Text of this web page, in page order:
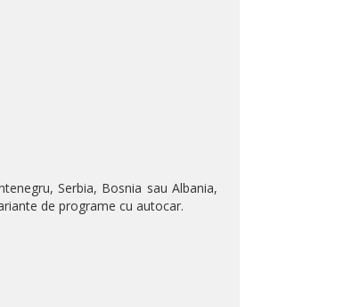
Serbia, Bosnia sau Albania,
de programe cu autocar.